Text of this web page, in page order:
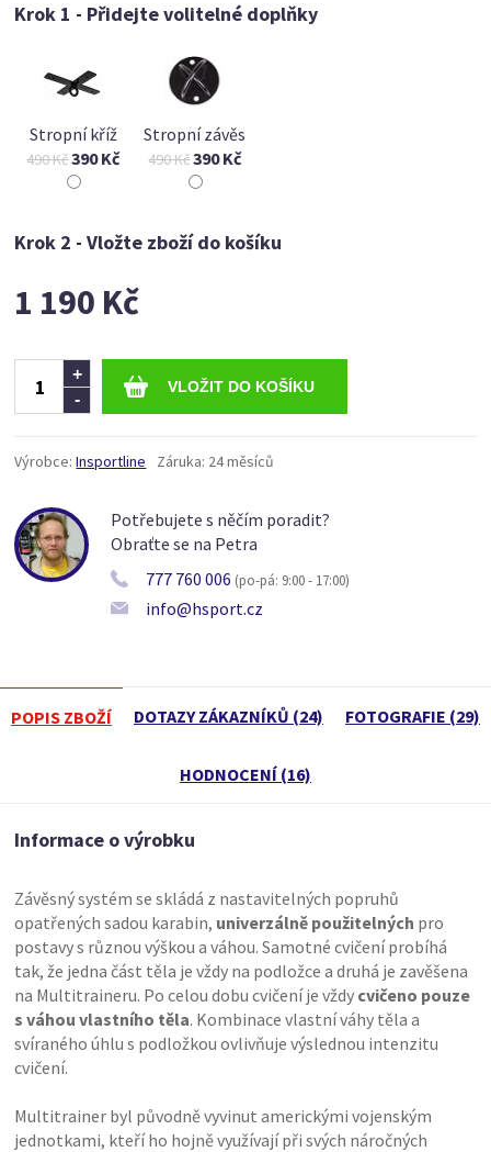
Krok 1 - Přidejte volitelné doplňky
Stropní kříž
490 Kč390 Kč
Stropní závěs
490 Kč390 Kč
Krok 2 - Vložte zboží do košíku
1 190 Kč
-
+
Výrobce: Insportline Záruka: 24 měsíců
Potřebujete s něčím poradit?
Obraťte se na Petra
777 760 006 (po-pá: 9:00 - 17:00)
info@hsport.cz
POPIS ZBOŽÍ DOTAZY ZÁKAZNÍKŮ (24) FOTOGRAFIE (29)
HODNOCENÍ (16)
Informace o výrobku
Závěsný systém se skládá z nastavitelných popruhů
opatřených sadou karabin, univerzálně použitelných pro
postavy s různou výškou a váhou. Samotné cvičení probíhá
tak, že jedna část těla je vždy na podložce a druhá je zavěšena
na Multitraineru. Po celou dobu cvičení je vždy cvičeno pouze
s váhou vlastního těla. Kombinace vlastní váhy těla a
svíraného úhlu s podložkou ovlivňuje výslednou intenzitu
cvičení.
Multitrainer byl původně vyvinut americkými vojenským
jednotkami, kteří ho hojně využívají při svých náročných